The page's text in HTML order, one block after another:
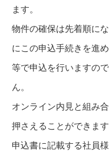
ます。
物件の確保は先着順に
にこの申込手続きを進
等で申込を行いますの
ん。
オンライン内見と組み
押さえることができます
申込書に記載する社員